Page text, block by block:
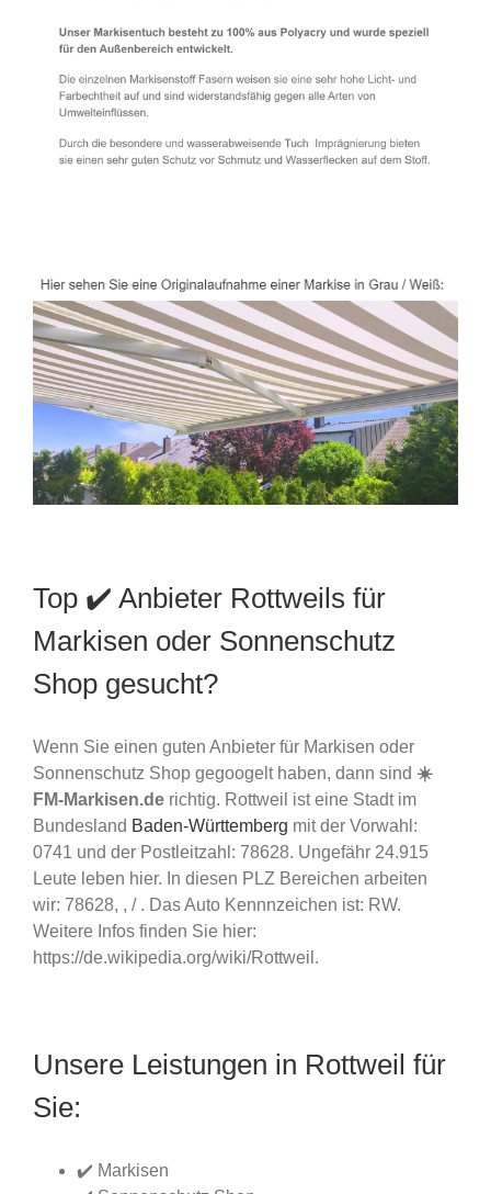
Top ✔️ Anbieter Rottweils für
Markisen oder Sonnenschutz
Shop gesucht?
Wenn Sie einen guten Anbieter für Markisen oder
Sonnenschutz Shop gegoogelt haben, dann sind ☀️
FM-Markisen.de richtig. Rottweil ist eine Stadt im
Bundesland Baden-Württemberg mit der Vorwahl:
0741 und der Postleitzahl: 78628. Ungefähr 24.915
Leute leben hier. In diesen PLZ Bereichen arbeiten
wir: 78628, , / . Das Auto Kennnzeichen ist: RW.
Weitere Infos finden Sie hier:
https://de.wikipedia.org/wiki/Rottweil.
Unsere Leistungen in Rottweil für
Sie:
✔️ Markisen